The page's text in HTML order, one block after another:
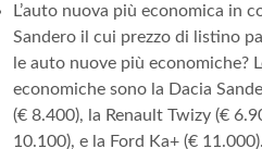
L’auto nuova più economica in
Sandero il cui prezzo di listino
le auto nuove più economiche?
economiche sono la Dacia
(€ 8.400), la Renault Twizy (€
10.100), e la Ford Ka+ (€ 11.000).